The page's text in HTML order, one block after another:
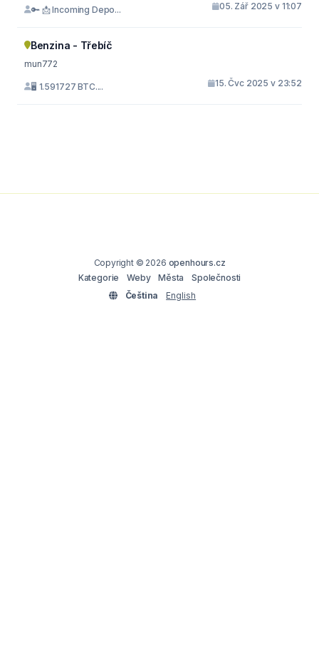
🔑 📩 Incoming Depo... 05. Zář 2025 v 11:07
Benzina - Třebíč
mun772
🖥 1.591727 BTC.... 15. Čvc 2025 v 23:52
Copyright © 2026 openhours.cz
Kategorie
Weby Města
Společnosti
Čeština
English